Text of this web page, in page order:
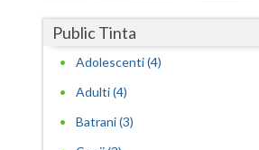
Prahova
Public Tinta
Adolescenti (4)
Adulti (4)
Batrani (3)